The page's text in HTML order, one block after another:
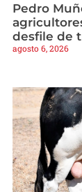
Pedro
desfile de
agosto 6, 2026